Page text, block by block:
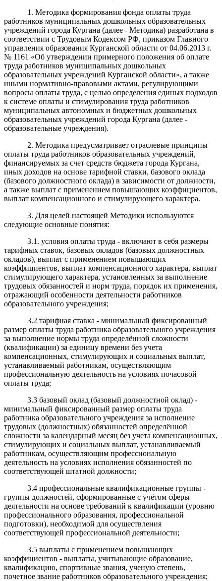
1. Методика формирования фонда оплаты труда
работников муниципальных дошкольных образовательных
учреждений города Кургана (далее - Методика) разработана в
соответствии с Трудовым Кодексом РФ, приказом Главного
управления образования Курганской области от 04.06.2013 г.
№ 1161 «Об утверждении примерного положения об оплате
труда работников муниципальных дошкольных
образовательных учреждений Курганской области», а также
иными нормативно-правовыми актами, регулирующими
вопросы оплаты труда, с целью определения единых подходов
к системе оплаты и стимулирования труда работников
муниципальных автономных и бюджетных дошкольных
образовательных учреждений города Кургана (далее -
образовательные учреждения).
2. Методика предусматривает отраслевые принципы
оплаты труда работников образовательных учреждений,
финансируемых за счет средств бюджета города Кургана,
иных доходов на основе тарифной ставки, базового оклада
(базового должностного оклада) в зависимости от должности,
а также выплат с применением повышающих коэффициентов,
выплат компенсационного и стимулирующего характера.
3. Для целей настоящей Методики используются
следующие основные понятия:
3.1. условия оплаты труда - включают в себя размеры
тарифных ставок, базовых окладов (базовых должностных
окладов), выплат с применением повышающих
коэффициентов, выплат компенсационного характера, выплат
стимулирующего характера, установленных за выполнение
трудовых обязанностей и норм труда, порядок их применения,
отражающий особенности деятельности работников
образовательного учреждения;
3.2 тарифная ставка - минимальный фиксированный
размер оплаты труда работника образовательного учреждения
за выполнение нормы труда определённой сложности
(квалификации) за единицу времени без учета
компенсационных, стимулирующих и социальных выплат,
устанавливаемый работникам, осуществляющим
профессиональную деятельность на условиях почасовой
оплаты труда;
3.3 базовый оклад (базовый должностной оклад) -
минимальный фиксированный размер оплаты труда
работника образовательного учреждения за исполнение
трудовых (должностных) обязанностей определённой
сложности за календарный месяц без учета компенсационных,
стимулирующих и социальных выплат, устанавливаемый
работникам, осуществляющим профессиональную
деятельность на условиях исполнения обязанностей по
соответствующей штатной должности;
3.4 профессиональные квалификационные группы -
группы должностей, сформированные с учётом сферы
деятельности на основе требований к квалификации (уровню
профессионального образования, профессиональной
подготовки), необходимой для осуществления
соответствующей профессиональной деятельности;
3.5 выплаты с применением повышающих
коэффициентов - выплаты, учитывающие образование,
квалификацию, спортивные звания, ученую степень,
почетное звание работников образовательного учреждения;